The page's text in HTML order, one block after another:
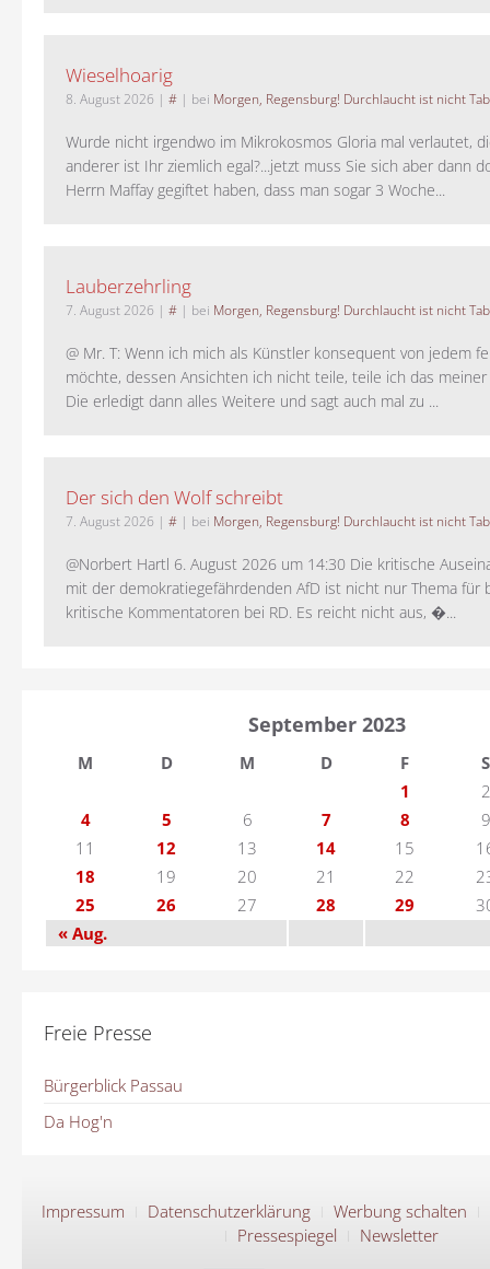
Wieselhoarig
8. August 2026 | # | bei Morgen, Regensburg! Durchlaucht ist nicht
Wurde nicht irgendwo im Mikrokosmos Gloria mal verlautet,
anderer ist Ihr ziemlich egal?...jetzt muss Sie sich aber dann
Herrn Maffay gegiftet haben, dass man sogar 3 Woche...
Lauberzehrling
7. August 2026 | # | bei Morgen, Regensburg! Durchlaucht ist nicht
@ Mr. T: Wenn ich mich als Künstler konsequent von jedem
möchte, dessen Ansichten ich nicht teile, teile ich das
Die erledigt dann alles Weitere und sagt auch mal zu ...
Der sich den Wolf schreibt
7. August 2026 | # | bei Morgen, Regensburg! Durchlaucht ist nicht
@Norbert Hartl 6. August 2026 um 14:30 Die kritische
mit der demokratiegefährdenden AfD ist nicht nur Thema für
kritische Kommentatoren bei RD. Es reicht nicht aus, �...
September 2023
M D M D F
S
1
2
4
5 6 7 8
9
11
12 13 14 15
18
19 20 21 22
25
26 27 28 29
« Aug.
Freie Presse
Bürgerblick Passau
Da Hog'n
Impressum Datenschutzerklärung
Werbung schalten
Pressespiegel
Newsletter